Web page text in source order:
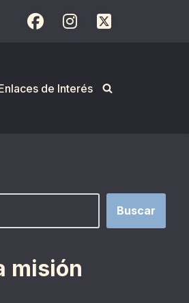
de Interés
Buscar
misión